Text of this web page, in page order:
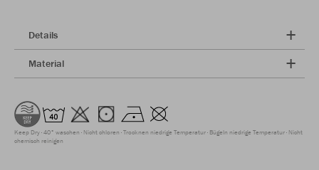
Details
Material
Keep Dry 40° waschen Nicht chloren Trocknen niedrige Temperatur Bügeln niedrige Temperatur Nicht
chemisch reinigen